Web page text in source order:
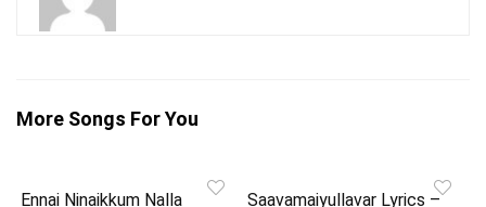
More Songs For You
Ennai Ninaikkum Nalla Saavamaiyullavar Lyrics –